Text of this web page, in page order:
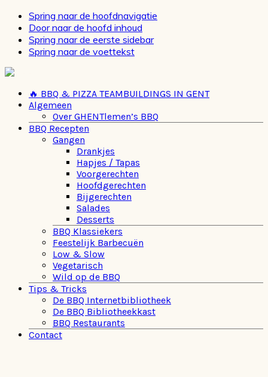
Spring naar de hoofdnavigatie
Door naar de hoofd inhoud
Spring naar de eerste sidebar
Spring naar de voettekst
🔥 BBQ & PIZZA TEAMBUILDINGS IN GENT
Algemeen
Over GHENTlemen’s BBQ
BBQ Recepten
Gangen
Drankjes
Hapjes / Tapas
Voorgerechten
Hoofdgerechten
Bijgerechten
Salades
Desserts
BBQ Klassiekers
Feestelijk Barbecuën
Low & Slow
Vegetarisch
Wild op de BBQ
Tips & Tricks
De BBQ Internetbibliotheek
De BBQ Bibliotheekkast
BBQ Restaurants
Contact